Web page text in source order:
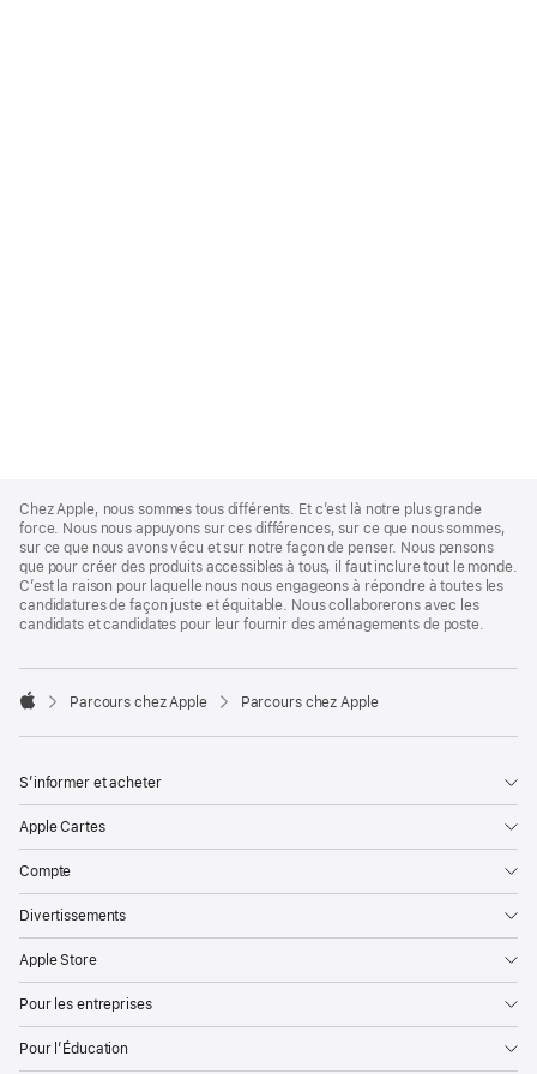
Footer
Chez Apple, nous sommes tous différents. Et c’est là notre plus grande
force. Nous nous appuyons sur ces différences, sur ce que nous sommes,
sur ce que nous avons vécu et sur notre façon de penser. Nous pensons
que pour créer des produits accessibles à tous, il faut inclure tout le monde.
C’est la raison pour laquelle nous nous engageons à répondre à toutes les
candidatures de façon juste et équitable. Nous collaborerons avec les
candidats et candidates pour leur fournir des aménagements de poste.

Parcours chez Apple Parcours chez Apple
S’informer et acheter
Apple Cartes
Compte
Divertissements
Apple Store
Pour les entreprises
Pour l’Éducation